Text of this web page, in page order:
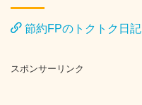
節約FPのトクトク日記
スポンサーリンク